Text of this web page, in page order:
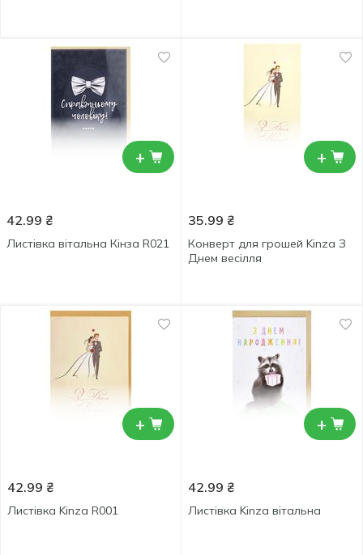
+
42.99 ₴
Лиcтівка вітальна Кінза R021
+
35.99 ₴
Конверт для грошей Kinza З
Днем весілля
+
42.99 ₴
Листівка Kinza R001
+
42.99 ₴
Листівка Kinza вітальна